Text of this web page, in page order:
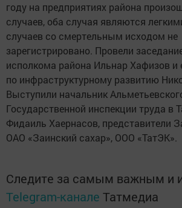
году на предприятиях района
случаев, оба случая являются
случаев со смертельным исходом не
зарегистрировано. Провели
исполкома района Ильнар Хафизов и
по инфраструктурному развитию
Выступили начальник
Государственной инспекции труда в
Фидаиль Хаернасов, представители
ОАО «Заинский сахар», ООО «ТатЭК».
Следите за самым важным и
Telegram-канале Татмедиа